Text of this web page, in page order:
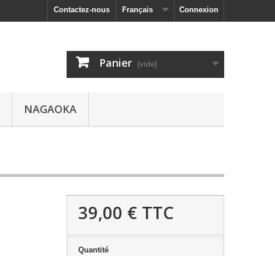
Connexion
Français
Contactez-nous
Panier (vide)
NAGAOKA
39,00 € TTC
Quantité